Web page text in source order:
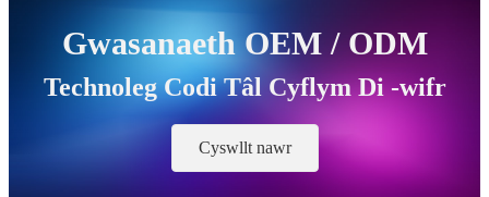
Gwasanaeth OEM / ODM
Technoleg Codi Tâl Cyflym Di -wifr
Cyswllt nawr